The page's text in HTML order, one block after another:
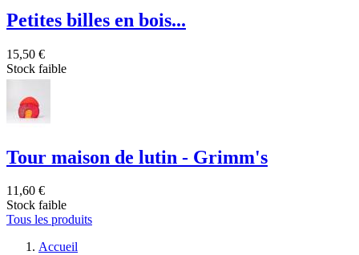
Petites billes en bois...
15,50 €
Stock faible
Tour maison de lutin - Grimm's
11,60 €
Stock faible
Tous les produits
Accueil